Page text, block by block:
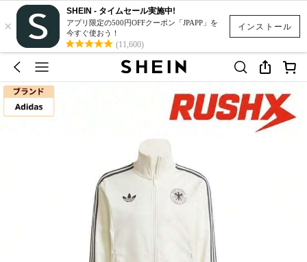
インストール
×
SHEIN - タイムセール実施中!
アプリ限定の500円OFFクーポン「JPAPP」を
今すぐ使おう！
(11,600)